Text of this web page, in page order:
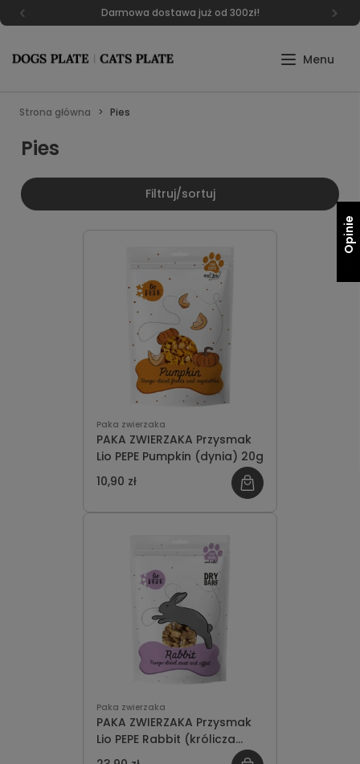
Darmowa dostawa już od 300zł!
Strona główna Pies
Pies
Filtruj/sortuj
Paka zwierzaka
PAKA ZWIERZAKA Przysmak
Lio PEPE Pumpkin (dynia) 20g
10,90 zł
Paka zwierzaka
PAKA ZWIERZAKA Przysmak
Lio PEPE Rabbit (królicza
wątróbka) 60g
Opinie